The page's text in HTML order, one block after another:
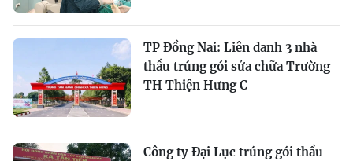
TP Đồng Nai: Liên danh 3 nhà
thầu trúng gói sửa chữa Trường
TH Thiện Hưng C
Công ty Đại Lục trúng gói thầu